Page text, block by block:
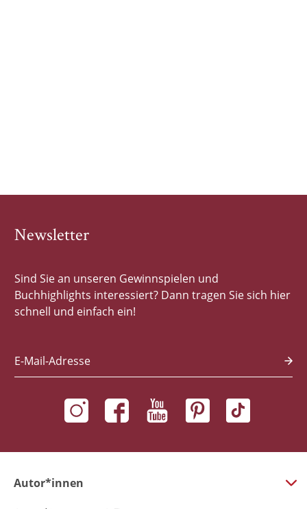
Newsletter
Sind Sie an unseren Gewinnspielen und
Buchhighlights interessiert? Dann tragen Sie sich hier
schnell und einfach ein!
E-Mail-Adresse
Autor*innen